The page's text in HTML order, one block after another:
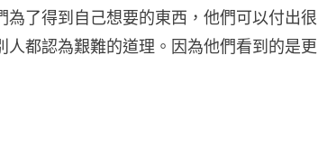
了得到自己想要的東西，他們可以付出很
都認為艱難的道理。因為他們看到的是更